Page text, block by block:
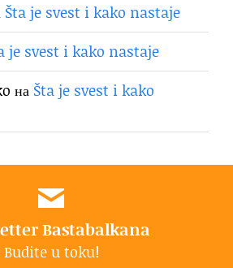
Šta je svest i kako nastaje
je svest i kako nastaje
на Šta je svest i kako
Bastabalkana
Budite u toku!